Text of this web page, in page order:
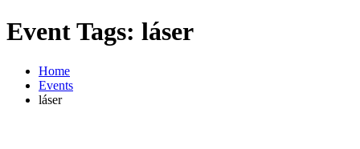
Event Tags: láser
Home
Events
láser